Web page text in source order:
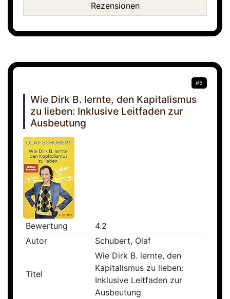
Rezensionen
#5
Wie Dirk B. lernte, den Kapitalismus
zu lieben: Inklusive Leitfaden zur
Ausbeutung
Bewertung
4.2
Autor
Schubert, Olaf
Titel
Wie Dirk B. lernte, den
Kapitalismus zu lieben:
Inklusive Leitfaden zur
Ausbeutung